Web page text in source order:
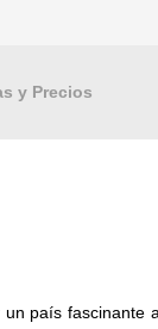
y Precios
país fascinante